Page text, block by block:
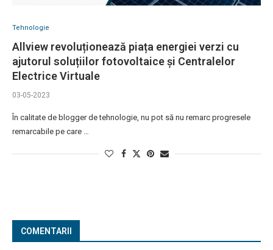
Tehnologie
Allview revoluționează piața energiei verzi cu
ajutorul soluțiilor fotovoltaice și Centralelor
Electrice Virtuale
03-05-2023
În calitate de blogger de tehnologie, nu pot să nu remarc progresele
remarcabile pe care …
COMENTARII